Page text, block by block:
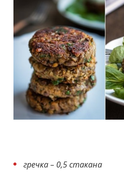
гречка – 0,5 стакана